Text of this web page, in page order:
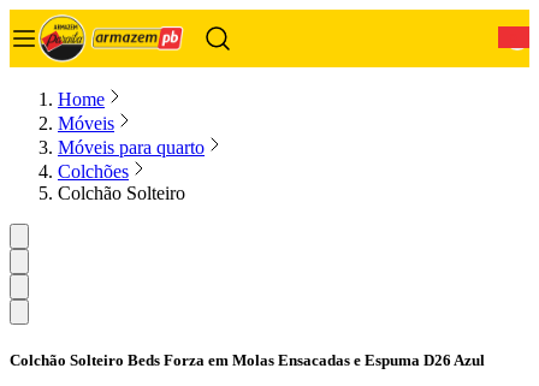
Home
Móveis
Móveis para quarto
Colchões
Colchão Solteiro
Colchão Solteiro Beds Forza em Molas Ensacadas e Espuma D26 Azul